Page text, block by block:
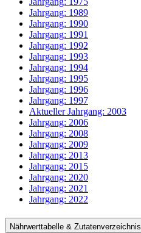
Jahrgang: 1989
Jahrgang: 1990
Jahrgang: 1991
Jahrgang: 1992
Jahrgang: 1993
Jahrgang: 1994
Jahrgang: 1995
Jahrgang: 1996
Jahrgang: 1997
Aktueller Jahrgang: 2003
Jahrgang: 2006
Jahrgang: 2008
Jahrgang: 2009
Jahrgang: 2013
Jahrgang: 2015
Jahrgang: 2020
Jahrgang: 2021
Jahrgang: 2022
Nährwerttabelle & Zutatenverzeichnis